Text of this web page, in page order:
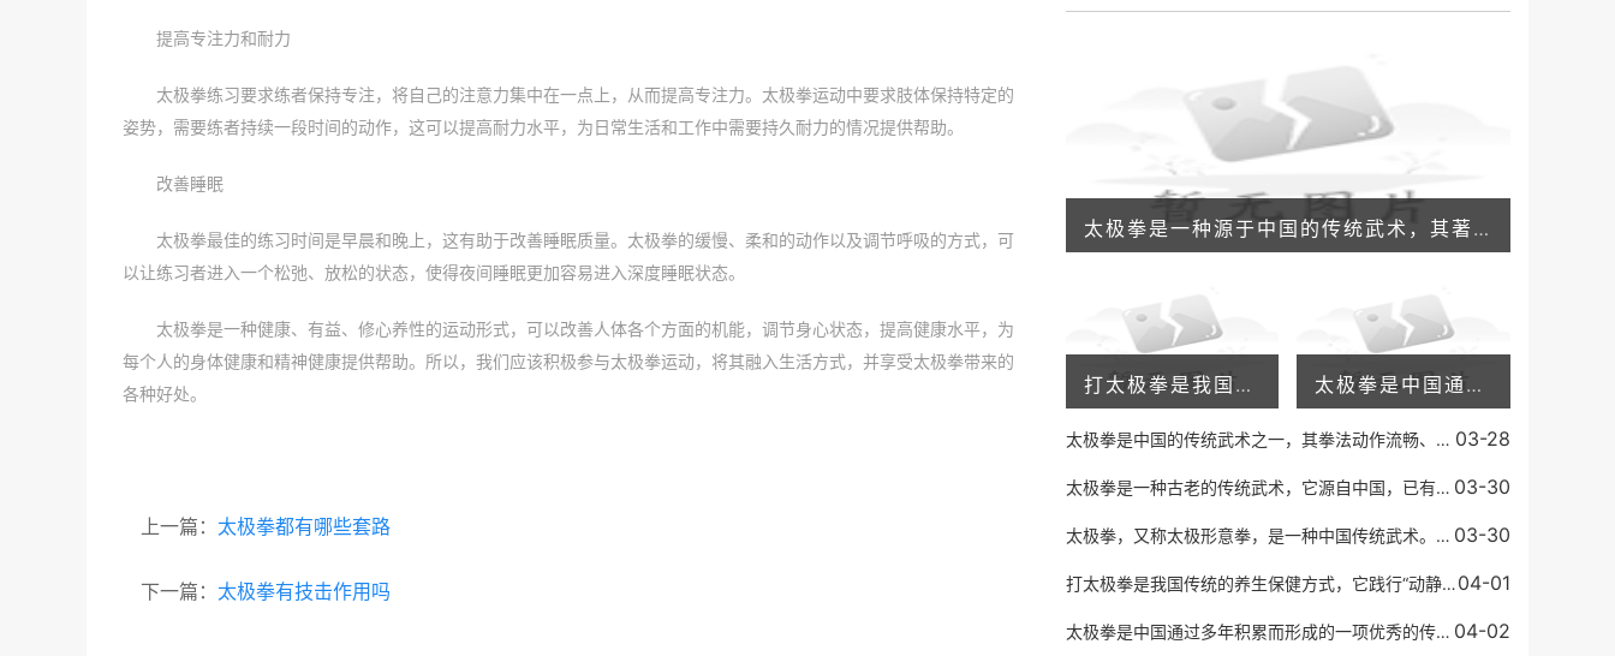
提高专注力和耐力
太极拳练习要求练者保持专注，将自己的注意力集中在一点上，从而提高专注力。太极拳运动中要求肢体保持特定的
姿势，需要练者持续一段时间的动作，这可以提高耐力水平，为日常生活和工作中需要持久耐力的情况提供帮助。
改善睡眠
太极拳最佳的练习时间是早晨和晚上，这有助于改善睡眠质量。太极拳的缓慢、柔和的动作以及调节呼吸的方式，可
以让练习者进入一个松弛、放松的状态，使得夜间睡眠更加容易进入深度睡眠状态。
太极拳是一种健康、有益、修心养性的运动形式，可以改善人体各个方面的机能，调节身心状态，提高健康水平，为
每个人的身体健康和精神健康提供帮助。所以，我们应该积极参与太极拳运动，将其融入生活方式，并享受太极拳带来的
各种好处。
上一篇： 太极拳都有哪些套路
下一篇： 太极拳有技击作用吗
太极拳是一种源于中国的传统武术，其著名的特点之一就是以缓慢的动作、优美的姿势和舒展的呼吸来实现身心和谐。太极拳已被证明有许多好处，包括保持身体健康、增强平衡和灵活
打太极拳是我国传统的养生保健方式，它践行“动静相生、阴阳调和”的理念，不仅能够增强身体的抵抗力，还可以放松身心，缓解压力。有些人在练习太极拳之后，会发现自己的失眠 太极拳是中国通过多年积累而形成的一项优秀的传统运动方式。它已成为世界知名的健身运动形式之一。太极拳通过舒缓的身体动作和深度呼吸，有效地增强身体的柔顺度、平衡能力、
太极拳是中国的传统武术之一，其拳法动作流畅、柔和舒展，以柔克刚，以缓为快，以柔顺化刚强，以小胜大，以不动应万变的特点著称，代表着中国武术的高超境界和深邃内涵。而太 03-28
太极拳是一种古老的传统武术，它源自中国，已有几百年的历史。太极拳注重内功和外功的结合，同时强调身心的和谐，它被认为是一种有效的身体健身方式，也能帮助人们调整心态。 03-30
太极拳，又称太极形意拳，是一种中国传统武术。它源于中国道家的一种哲学思想，认为一切事物都是由两种相反的力量所组成，即阴阳。太极拳讲究“柔中带刚”，通过缓慢的动作和 03-30
打太极拳是我国传统的养生保健方式，它践行“动静相生、阴阳调和”的理念，不仅能够增强身体的抵抗力，还可以放松身心，缓解压力。有些人在练习太极拳之后，会发现自己的失眠04-01
太极拳是中国通过多年积累而形成的一项优秀的传统运动方式。它已成为世界知名的健身运动形式之一。太极拳通过舒缓的身体动作和深度呼吸，有效地增强身体的柔顺度、平衡能力、 04-02